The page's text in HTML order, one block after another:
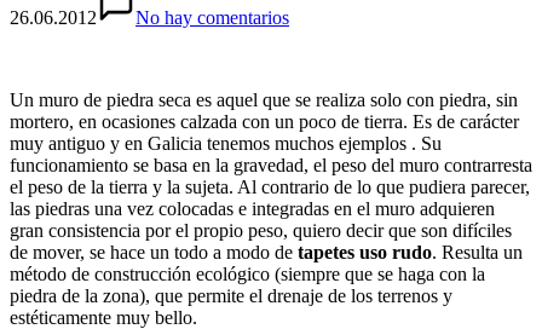
26.06.2012 No hay comentarios
Un muro de piedra seca es aquel que se realiza solo con piedra, sin
mortero, en ocasiones calzada con un poco de tierra. Es de carácter
muy antiguo y en Galicia tenemos muchos ejemplos . Su
funcionamiento se basa en la gravedad, el peso del muro contrarresta
el peso de la tierra y la sujeta. Al contrario de lo que pudiera parecer,
las piedras una vez colocadas e integradas en el muro adquieren
gran consistencia por el propio peso, quiero decir que son difíciles
de mover, se hace un todo a modo de tapetes uso rudo. Resulta un
método de construcción ecológico (siempre que se haga con la
piedra de la zona), que permite el drenaje de los terrenos y
estéticamente muy bello.